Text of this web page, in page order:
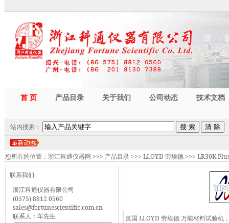
首 页 产品目录 关于我们 公司动态 技术文档
站内搜索：
您所在的位置： 浙江科通仪器网 >>> 产品目录 >>> LLOYD 劳埃德 >>> LR30K
联系我们
浙江科通仪器有限公司
(0575) 8812 0560
sales@fortunescientific.com.cn
联系人：车先生
英国 LLOYD 劳埃德 万能材料试验机